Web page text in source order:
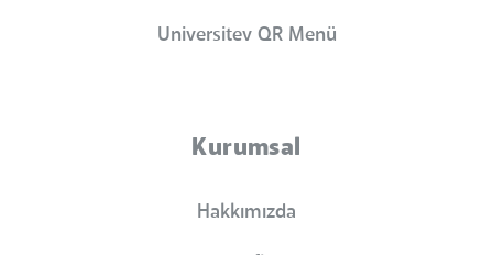
Universitev QR Menü
Kurumsal
Hakkımızda